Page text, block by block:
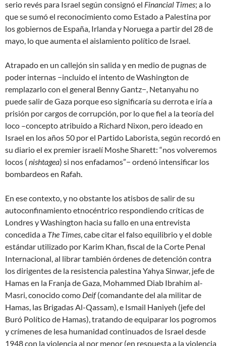
serio revés para Israel según consignó el Financial Times; a lo
que se sumó el reconocimiento como Estado a Palestina por
los gobiernos de España, Irlanda y Noruega a partir del 28 de
mayo, lo que aumenta el aislamiento político de Israel.
Atrapado en un callejón sin salida y en medio de pugnas de
poder internas −incluido el intento de Washington de
remplazarlo con el general Benny Gantz−, Netanyahu no
puede salir de Gaza porque eso significaría su derrota e iría a
prisión por cargos de corrupción, por lo que fiel a lateoría del
loco –concepto atribuido a Richard Nixon, pero ideado en
Israel en los años 50 por el Partido Laborista, según recordó en
su diario el ex premier israelí Moshe Sharett: “nos volveremos
locos ( nishtagea) si nos enfadamos”− ordenó intensificar los
bombardeos en Rafah.
En ese contexto, y no obstante los atisbos de salir de su
autoconfinamiento etnocéntrico respondiendo críticas de
Londres y Washington hacia su fallo en una entrevista
concedida a The Times, cabe citar el falso equilibrio y el doble
estándar utilizado por Karim Khan, fiscal de la Corte Penal
Internacional, al librar también órdenes de detención contra
los dirigentes de la resistencia palestina Yahya Sinwar, jefe de
Hamas en la Franja de Gaza, Mohammed Diab Ibrahim al-
Masri, conocido como Deif(comandante del ala militar de
Hamas, las Brigadas Al-Qassam), e Ismail Haniyeh (jefe del
Buró Político de Hamas), tratando de equiparar los pogromos
y crímenes de lesa humanidad continuados de Israel desde
1948 con laviolencia al por menor (en respuesta a laviolencia